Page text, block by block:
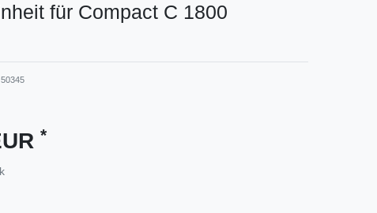
für Compact C 1800
50345
*